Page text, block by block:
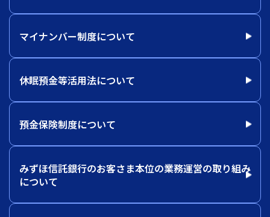
マイナンバー制度について
休眠預金等活用法について
預金保険制度について
みずほ信託銀行のお客さま本位の業務運営の取り組み
について